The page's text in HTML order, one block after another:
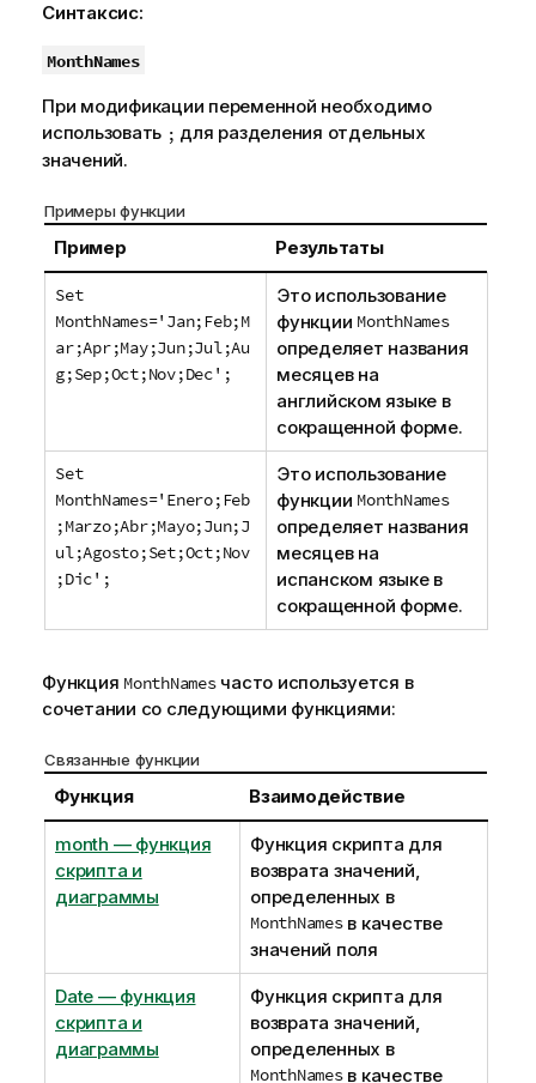
Синтаксис:
MonthNames
При модификации переменной необходимо
использовать ; для разделения отдельных
значений.
Примеры функции
Пример Результаты
Set
MonthNames='Jan;Feb;M
ar;Apr;May;Jun;Jul;Au
g;Sep;Oct;Nov;Dec';
Это использование
функции MonthNames
определяет названия
месяцев на
английском языке в
сокращенной форме.
Set
MonthNames='Enero;Feb
;Marzo;Abr;Mayo;Jun;J
ul;Agosto;Set;Oct;Nov
;Dic';
Это использование
функции MonthNames
определяет названия
месяцев на
испанском языке в
сокращенной форме.
Функция MonthNamesчасто используется в
сочетании со следующими функциями:
Связанные функции
Функция Взаимодействие
month — функция
скриптa и
диаграммы
Функция скрипта для
возврата значений,
определенных в
MonthNamesв качестве
значений поля
Date — функция
скриптa и
диаграммы
Функция скрипта для
возврата значений,
определенных в
MonthNamesв качестве